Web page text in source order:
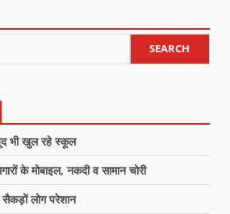
SEARCH
भी खुल रहे स्कूल
के मोबाइल, नकदी व सामान चोरी
लोग परेशान